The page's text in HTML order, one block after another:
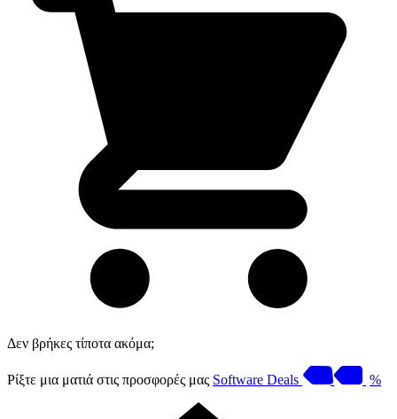
Δεν βρήκες τίποτα ακόμα;
Ρίξτε μια ματιά στις προσφορές μας Software Deals %